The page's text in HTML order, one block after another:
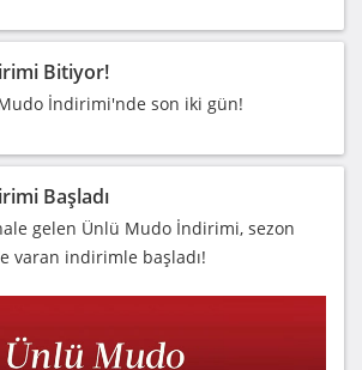
Bitiyor!
İndirimi'nde son iki gün!
Başladı
gelen Ünlü Mudo İndirimi, sezon
varan indirimle başladı!